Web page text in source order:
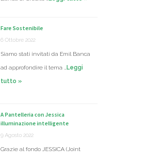
Fare Sostenibile
6 Ottobre 2022
Siamo stati invitati da Emil Banca
ad approfondire il tema …Leggi
tutto »
A Pantelleria con Jessica
illuminazione intelligente
9 Agosto 2022
Grazie al fondo JESSICA (Joint